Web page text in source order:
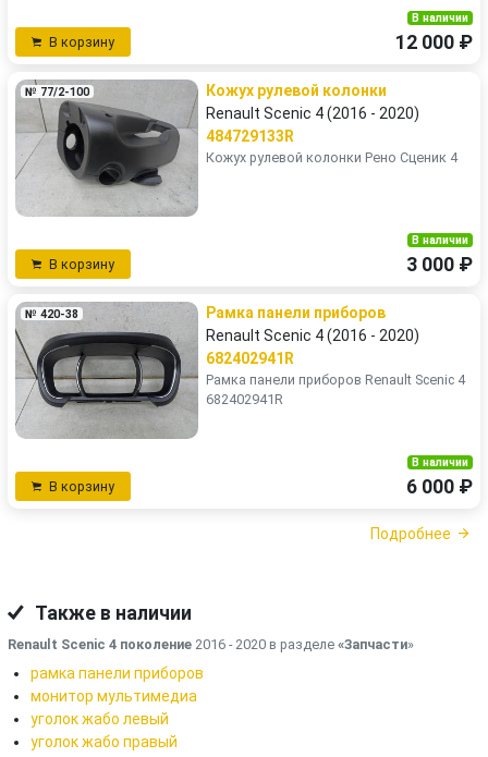
В корзину
В наличии
12 000 ₽
№ 77/2-100
Кожух рулевой колонки
Renault Scenic 4 (2016 - 2020)
484729133R
Кожух рулевой колонки Рено Сценик 4
В корзину
В наличии
3 000 ₽
№ 420-38
Рамка панели приборов
Renault Scenic 4 (2016 - 2020)
682402941R
Рамка панели приборов Renault Scenic 4
682402941R
В корзину
В наличии
6 000 ₽
Подробнее
Также в наличии
Renault Scenic 4 поколение 2016 - 2020 в разделе «Запчасти»
рамка панели приборов
монитор мультимедиа
уголок жабо левый
уголок жабо правый